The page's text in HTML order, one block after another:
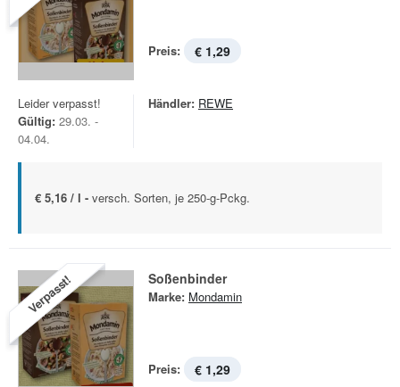
Preis: € 1,29
Leider verpasst!
Gültig: 29.03. -
04.04.
Händler: REWE
€ 5,16 / l - versch. Sorten, je 250-g-Pckg.
Verpasst! Soßenbinder
Marke: Mondamin
Preis: € 1,29